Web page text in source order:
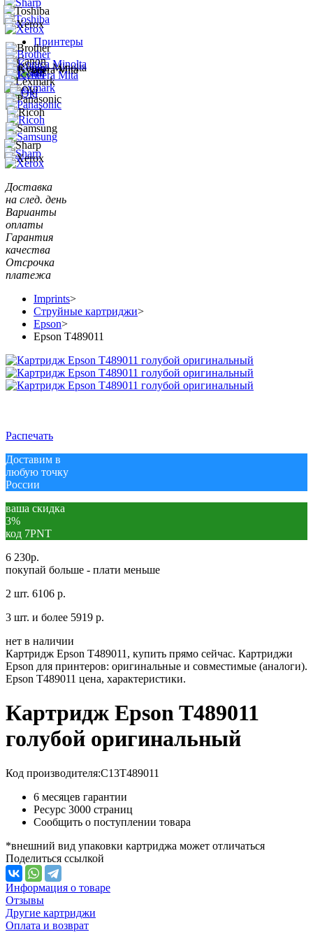
Принтеры
Доставка
на след. день
Варианты
оплаты
Гарантия
качества
Отсрочка
платежа
Imprints>
Струйные картриджи>
Epson>
Epson T489011
Распечать
Доставим в
любую точку
России
ваша скидка
3%
код 7PNT
6 230р.
покупай больше - плати меньше
2 шт. 6106 р.
3 шт. и более 5919 р.
нет в наличии
Картридж Epson T489011, купить прямо сейчас. Картриджи
Epson для принтеров: оригинальные и совместимые (аналоги).
Epson T489011 цена, характеристики.
Картридж Epson T489011
голубой оригинальный
Код производителя:C13T489011
6 месяцев гарантии
Ресурс 3000 страниц
Сообщить о поступлении товара
*внешний вид упаковки картриджа может отличаться
Поделиться ссылкой
Информация о товаре
Отзывы
Другие картриджи
Оплата и возврат